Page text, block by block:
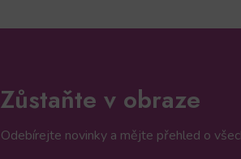
Zůstaňte v obraze
Odebírejte novinky a mějte přehled o